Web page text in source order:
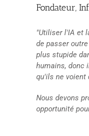
Fondateur,
"Utiliser l'IA et
de passer
plus stupide
humains, donc
qu'ils ne voient
Nous devons
opportunité